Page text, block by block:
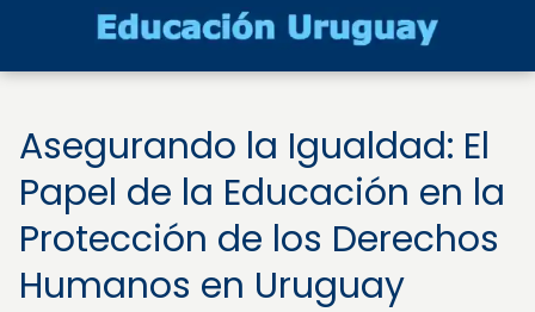
Asegurando la Igualdad: El
Papel de la Educación en la
Protección de los Derechos
Humanos en Uruguay